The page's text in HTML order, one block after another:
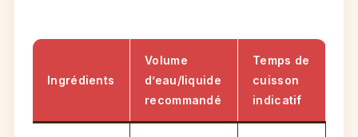
Ingrédients
Volume
d’eau/liquide
recommandé
Temps de
cuisson
indicatif